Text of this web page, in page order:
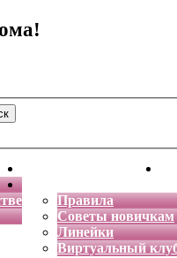
Энциклопедия кошек
Правила
Советы новичкам
Линейки
Виртуальный